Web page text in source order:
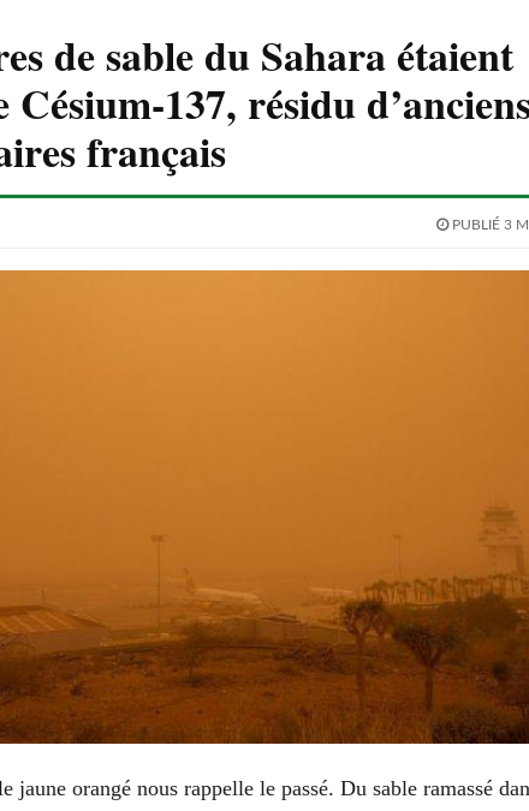
de sable du Sahara étaient
Césium-137, résidu
français
PUBLIÉ 3
jaune orangé nous rappelle le passé. Du sable ramassé